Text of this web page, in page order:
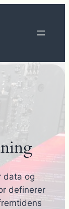
data og
definerer